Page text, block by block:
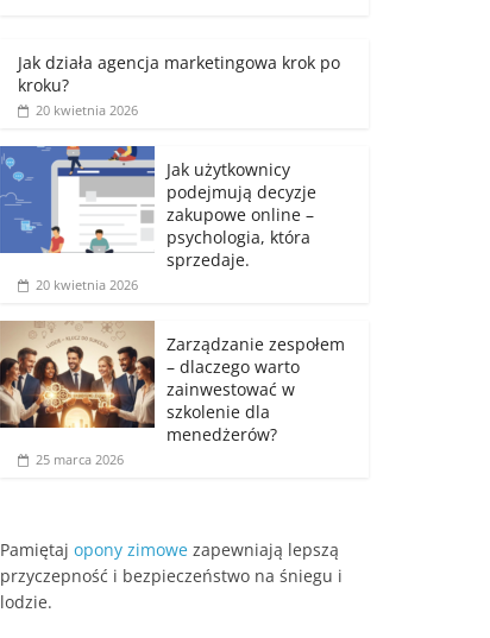
Jak działa agencja marketingowa krok po
kroku?
20 kwietnia 2026
Jak użytkownicy
podejmują decyzje
zakupowe online –
psychologia, która
sprzedaje.
20 kwietnia 2026
Zarządzanie zespołem
– dlaczego warto
zainwestować w
szkolenie dla
menedżerów?
25 marca 2026
Pamiętaj opony zimowe zapewniają lepszą
przyczepność i bezpieczeństwo na śniegu i
lodzie.